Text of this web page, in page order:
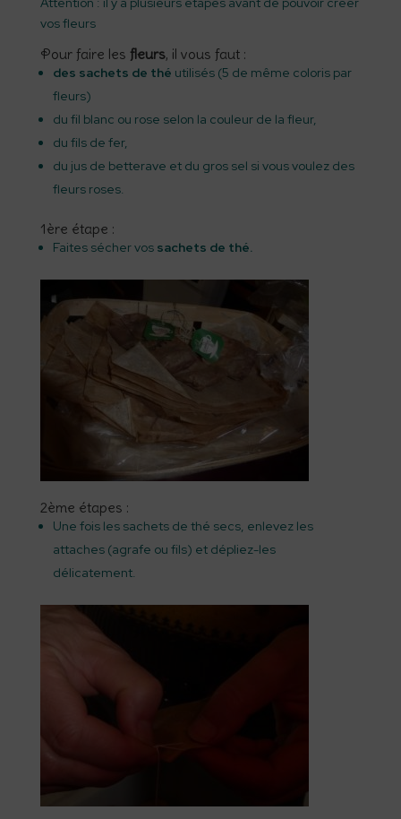
vos fleurs
Pour faire les fleurs, il vous faut :
des sachets de thé utilisés (5 de même coloris par
fleurs)
du fil blanc ou rose selon la couleur de la fleur,
du fils de fer,
du jus de betterave et du gros sel si vous voulez des
fleurs roses.
1ère étape :
Faites sécher vos sachets de thé.
2ème étapes :
Une fois les sachets de thé secs, enlevez les
attaches (agrafe ou fils) et dépliez-les
délicatement.